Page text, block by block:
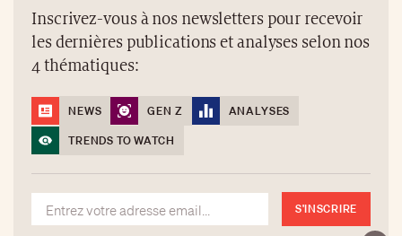
Inscrivez-vous à nos newsletters pour recevoir
les dernières publications et analyses selon nos
4 thématiques:
NEWS GEN Z
ANALYSES
TRENDS TO WATCH
S'INSCRIRE